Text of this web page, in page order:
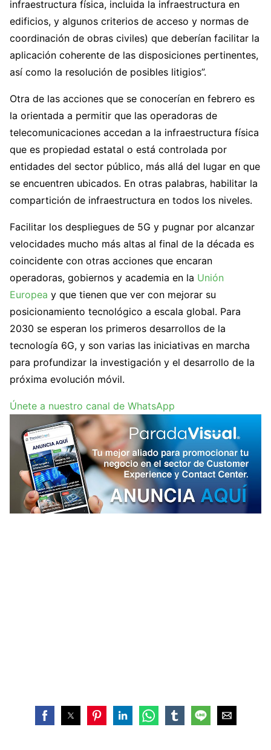
infraestructura física, incluida la infraestructura en
edificios, y algunos criterios de acceso y normas de
coordinación de obras civiles) que deberían facilitar la
aplicación coherente de las disposiciones pertinentes,
así como la resolución de posibles litigios”.
Otra de las acciones que se conocerían en febrero es
la orientada a permitir que las operadoras de
telecomunicaciones accedan a la infraestructura física
que es propiedad estatal o está controlada por
entidades del sector público, más allá del lugar en que
se encuentren ubicados. En otras palabras, habilitar la
compartición de infraestructura en todos los niveles.
Facilitar los despliegues de 5G y pugnar por alcanzar
velocidades mucho más altas al final de la década es
coincidente con otras acciones que encaran
operadoras, gobiernos y academia en la Unión
Europea y que tienen que ver con mejorar su
posicionamiento tecnológico a escala global. Para
2030 se esperan los primeros desarrollos de la
tecnología 6G, y son varias las iniciativas en marcha
para profundizar la investigación y el desarrollo de la
próxima evolución móvil.
Únete a nuestro canal de WhatsApp